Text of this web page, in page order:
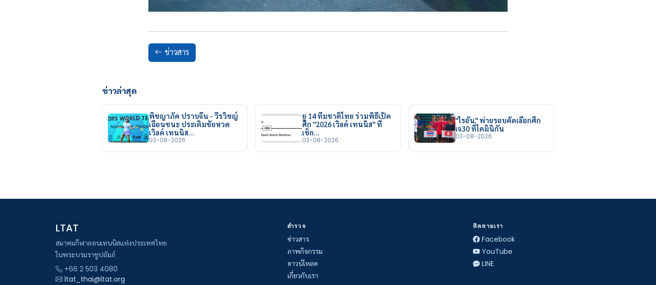
ข่าวสาร
ข่าวล่าสุด
พิชญาภัค ปราบจีน - วีรวิชญ์
เฉือนชนะ ประเดิมชัยหวด
เวิลด์ เทนนิส…
03-08-2026
ยู 14 ทีมชาติไทย ร่วมพิธีเปิด
ศึก "2026 เวิลด์ เทนนิส" ที่
เช็ก…
03-08-2026
"ไรอัน" พ่ายรอบคัดเลือกศึก
เจ30 ที่โดมินิกัน
03-08-2026
LTAT
สมาคมกีฬาลอนเทนนิสแห่งประเทศไทย
ในพระบรมราชูปถัมภ์
+66 2 503 4080
ltat_thai@ltat.org
สำรวจ
ข่าวสาร
ภาพกิจกรรม
ดาวน์โหลด
เกี่ยวกับเรา
ติดตามเรา
Facebook
YouTube
LINE